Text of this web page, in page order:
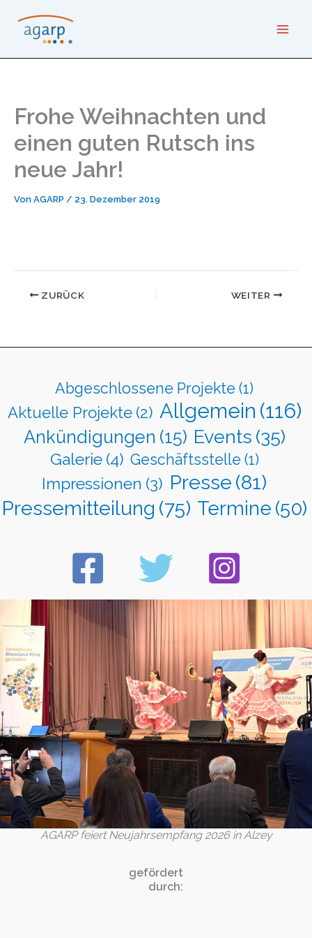
Inhalt
springen
Frohe Weihnachten und
einen guten Rutsch ins
neue Jahr!
Von AGARP / 23. Dezember 2019
ZURÜCK WEITER
Abgeschlossene Projekte (1)
Aktuelle Projekte (2) Allgemein (116)
Ankündigungen (15) Events (35)
Galerie (4) Geschäftsstelle (1)
Impressionen (3) Presse (81)
Pressemitteilung (75) Termine (50)
AGARP feiert Neujahrsempfang 2026 in Alzey
gefördert
durch: